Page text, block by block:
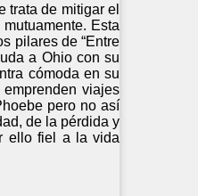
trata de mitigar el
Esta
pilares de “Entre
a Ohio con su
cómoda en su
viajes
pero no así
de la pérdida y
ello fiel a la vida